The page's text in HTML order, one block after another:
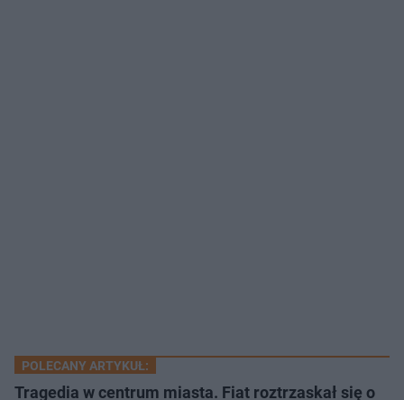
POLECANY ARTYKUŁ:
Tragedia w centrum miasta. Fiat roztrzaskał się o